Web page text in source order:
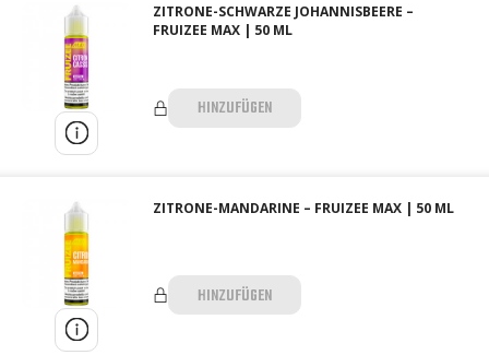
ZITRONE-SCHWARZE JOHANNISBEERE –
FRUIZEE MAX | 50 ML
HINZUFÜGEN
ZITRONE-MANDARINE – FRUIZEE MAX | 50 ML
HINZUFÜGEN